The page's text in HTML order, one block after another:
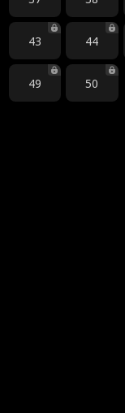
43 44
49 50